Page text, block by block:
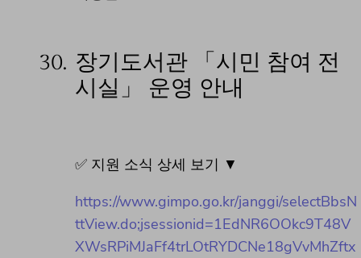
30. 장기도서관 「시민 참여 전
시실」 운영 안내
✅ 지원 소식 상세 보기 ▼
https://www.gimpo.go.kr/janggi/selectBbsN
ttView.do;jsessionid=1EdNR6OOkc9T48V
XWsRPiMJaFf4trLOtRYDCNe18gVvMhZftx